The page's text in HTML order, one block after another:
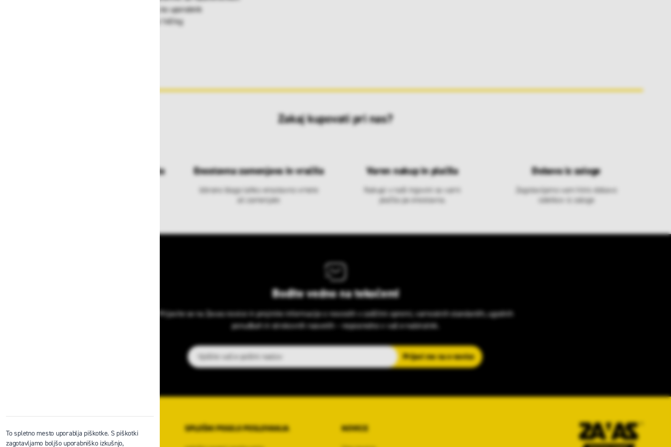
močnega pritiska na prsni koš v položaju, ko uporabnik
visi na boku, indikator padca, nosilnost do 140 kg
Zakaj kupovati pri nas?
Dostava in prevzemna mesta Enostavna zamenjava in vračila
Izbrano blago lahko ensotavno vrnete
ali zamenjate
Varen nakup in plačila
Nakupi v naši trgovini so varni
plačila pa enostavna.
Dobava iz zaloge
Zagotavljamo vam hitro dobavo
izdelkov iz zaloge
Bodite vedno na tekočem!
Prijavite se na Zavas novice in prejmite informacije o novostih v zaščitni opremi, varnostnih standardih, ugodnih
ponudbah in strokovnih nasvetih – neposredno v vaš e-nabiralnik.
E-poštni naslov
Prijavi me na e-novice
SPLOŠNI POGOJI POSLOVANJA
NOVICE
To spletno mesto uporablja piškotke. S piškotki
zagotavljamo boljšo uporabniško izkušnjo,